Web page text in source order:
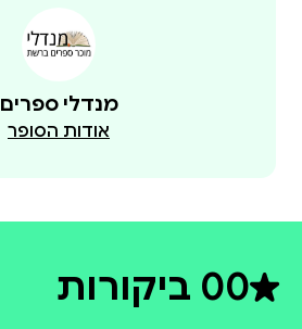
מנדלי ספרים
אודות הסופר
0דירוג ממוצע 0 מתוך 5
0 ביקורות